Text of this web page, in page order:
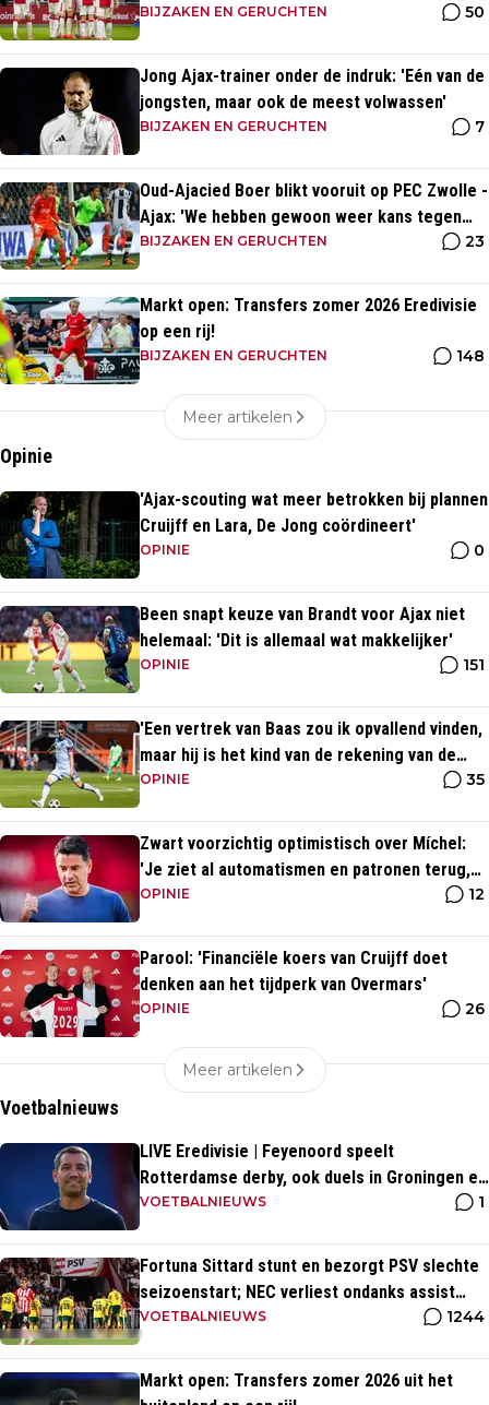
zege
BIJZAKEN EN GERUCHTEN 50
Jong Ajax-trainer onder de indruk: 'Eén van de
jongsten, maar ook de meest volwassen'
BIJZAKEN EN GERUCHTEN 7
Oud-Ajacied Boer blikt vooruit op PEC Zwolle -
Ajax: 'We hebben gewoon weer kans tegen
Ajax'
BIJZAKEN EN GERUCHTEN 23
Markt open: Transfers zomer 2026 Eredivisie
op een rij!
BIJZAKEN EN GERUCHTEN 148
Meer artikelen
Opinie
'Ajax-scouting wat meer betrokken bij plannen
Cruijff en Lara, De Jong coördineert'
OPINIE 0
Been snapt keuze van Brandt voor Ajax niet
helemaal: 'Dit is allemaal wat makkelijker'
OPINIE 151
'Een vertrek van Baas zou ik opvallend vinden,
maar hij is het kind van de rekening van de
komst van Blind'
OPINIE 35
Zwart voorzichtig optimistisch over Míchel:
'Je ziet al automatismen en patronen terug,
maar...'
OPINIE 12
Parool: 'Financiële koers van Cruijff doet
denken aan het tijdperk van Overmars'
OPINIE 26
Meer artikelen
Voetbalnieuws
LIVE Eredivisie | Feyenoord speelt
Rotterdamse derby, ook duels in Groningen en
Heerenveen
VOETBALNIEUWS 1
Fortuna Sittard stunt en bezorgt PSV slechte
seizoenstart; NEC verliest ondanks assist
Tadic
VOETBALNIEUWS 1244
Markt open: Transfers zomer 2026 uit het